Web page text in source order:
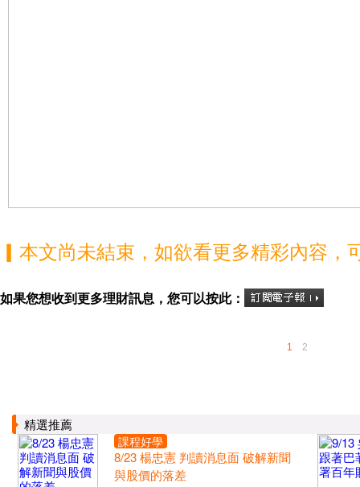
▎本文尚未結束，如欲看更多精彩內容，
如果您想收到更多理財訊息，您可以按此：
1 2
精選推薦
課程好學
8/23 楊忠憲 判讀消息面 破解新聞
與股價的落差